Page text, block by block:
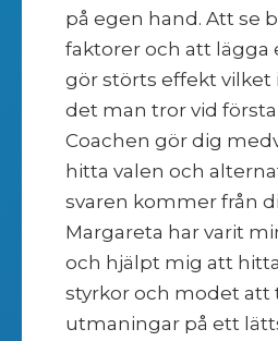
på egen hand. Att se
faktorer och att lägga
gör störts effekt vilket
det man tror vid
Coachen gör dig
hitta valen och
svaren kommer från
Margareta har varit
och hjälpt mig att
styrkor och modet att
utmaningar på ett